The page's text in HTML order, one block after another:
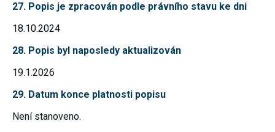
27. Popis je zpracován podle právního stavu ke dni
18.10.2024
28. Popis byl naposledy aktualizován
19.1.2026
29. Datum konce platnosti popisu
Není stanoveno.